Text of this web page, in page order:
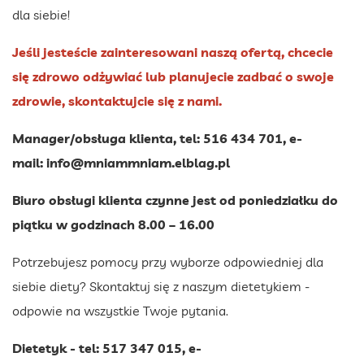
dla siebie!
Jeśli jesteście zainteresowani naszą ofertą, chcecie
się zdrowo odżywiać lub planujecie zadbać o swoje
zdrowie, skontaktujcie się z nami.
Manager/obsługa klienta, tel: 516 434 701, e-
mail: info@mniammniam.elblag.pl
Biuro obsługi klienta czynne jest od poniedziałku do
piątku w godzinach 8.00 – 16.00
Potrzebujesz pomocy przy wyborze odpowiedniej dla
siebie diety? Skontaktuj się z naszym dietetykiem -
odpowie na wszystkie Twoje pytania.
Dietetyk - tel: 517 347 015, e-